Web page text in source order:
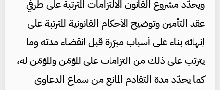
ويحدّد مشروع القانون الالتزامات المترتبة على طرفي
عقد التأمين وتوضيح الأحكام القانونية المترتبة على
إنهائه بناء على أسباب مبرّرة قبل انقضاء مدته وما
يترتب على ذلك من التزامات على المؤمّن والمؤمّن له،
كما يحدّد مدة التقادم المانع من سماع الدعاوى